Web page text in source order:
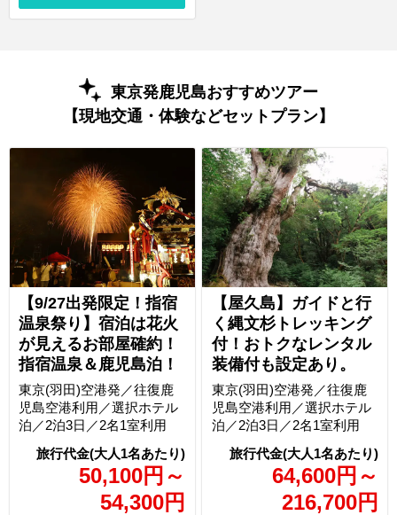
東京発鹿児島おすすめツアー
【現地交通・体験などセットプラン】
【9/27出発限定！指宿
温泉祭り】宿泊は花火
が見えるお部屋確約！
指宿温泉＆鹿児島泊！
50,100円 ～
54,300円
東京(羽田)空港発／往復鹿
児島空港利用／選択ホテル
泊／2泊3日／2名1室利用
【屋久島】ガイドと行
く縄文杉トレッキング
付！おトクなレンタル
装備付も設定あり。
64,600円 ～
216,700円
東京(羽田)空港発／往復鹿
児島空港利用／選択ホテル
泊／2泊3日／2名1室利用